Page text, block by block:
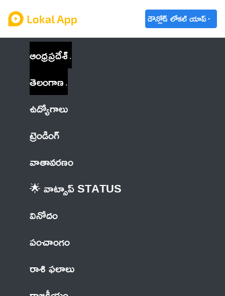
డౌన్లోడ్ లోకల్ యాప్
ఆంధ్రప్రదేశ్
తెలంగాణ
ఉద్యోగాలు
ట్రెండింగ్
వాతావరణం
🌟 వాట్సాప్ STATUS
వినోదం
పంచాంగం
రాశి ఫలాలు